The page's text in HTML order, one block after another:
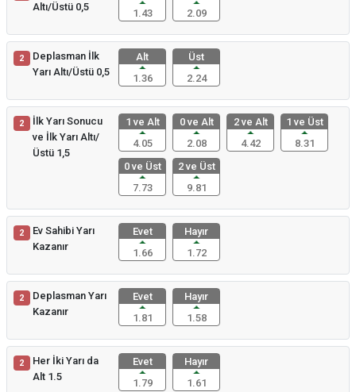
Altı/Üstü 0,5
1.43
2.09
2
Deplasman İlk
Yarı Altı/Üstü 0,5
Alt
1.36
Üst
2.24
2
İlk Yarı Sonucu
ve İlk Yarı Altı/
Üstü 1,5
1 ve Alt
4.05
0 ve Alt
2.08
2 ve Alt
4.42
1 ve Üst
8.31
0 ve Üst
7.73
2 ve Üst
9.81
2
Ev Sahibi Yarı
Kazanır
Evet
1.66
Hayır
1.72
2
Deplasman Yarı
Kazanır
Evet
1.81
Hayır
1.58
2
Her İki Yarı da
Alt 1.5
Evet
1.79
Hayır
1.61